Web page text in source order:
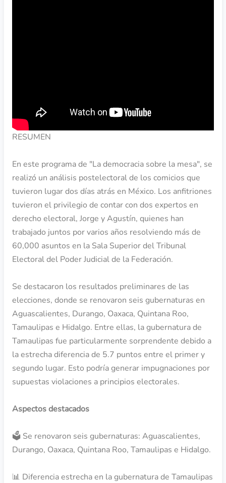
RESUMEN
En este programa de "La democracia sobre la mesa", se
realizó un análisis postelectoral de los comicios que
tuvieron lugar dos días atrás en México. Los anfitriones
tuvieron el privilegio de contar con dos expertos en
derecho electoral, Jorge y Agustín, quienes han
trabajado juntos por varios años resolviendo más de
60,000 asuntos en la Sala Superior del Tribunal
Electoral del Poder Judicial de la Federación.
Se destacaron los resultados preliminares de las
elecciones, donde se renovaron seis gubernaturas en
Aguascalientes, Durango, Oaxaca, Quintana Roo,
Tamaulipas e Hidalgo. Entre ellas, la gubernatura de
Tamaulipas fue particularmente sorprendente debido a
la estrecha diferencia de 5.7 puntos entre el primer y
segundo lugar. Esto podría generar impugnaciones por
supuestas violaciones a principios electorales.
Aspectos destacados
🗳️ Se renovaron seis gubernaturas: Aguascalientes,
Durango, Oaxaca, Quintana Roo, Tamaulipas e Hidalgo.
📊 Diferencia estrecha en la gubernatura de Tamaulipas